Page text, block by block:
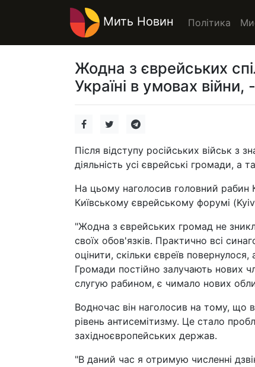
Мить Новин Політика
Жодна з єврейських
Україні в умовах
Після відступу російських військ з
діяльність усі єврейські громади, а
На цьому наголосив головний рабин
Київському єврейському форумі
"Жодна з єврейських громад не
своїх обов'язків. Практично всі
оцінити, скільки євреїв повернулося,
Громади постійно залучають нових
слугую рабином, є чимало нових
Водночас він наголосив на тому, що
рівень антисемітизму. Це стало
західноєвропейських держав.
"В даний час я отримую численні